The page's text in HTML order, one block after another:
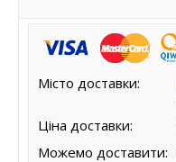
Місто доставки:
Ціна доставки:
Можемо доставити: